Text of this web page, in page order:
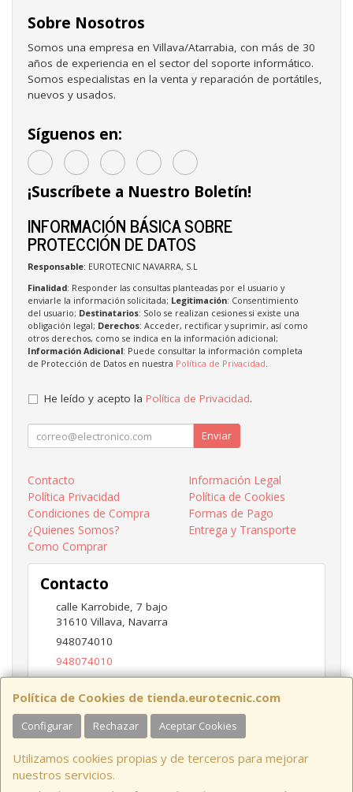
Política de Cookies de tienda.eurotecnic.com
Configurar Rechazar Aceptar Cookies
Utilizamos cookies propias y de terceros para mejorar
nuestros servicios.
Sobre Nosotros
Somos una empresa en Villava/Atarrabia, con más de 30
años de experiencia en el sector del soporte informático.
Somos especialistas en la venta y reparación de portátiles,
nuevos y usados.
Síguenos en:
¡Suscríbete a Nuestro Boletín!
INFORMACIÓN BÁSICA SOBRE
PROTECCIÓN DE DATOS
Responsable: EUROTECNIC NAVARRA, S.L
Finalidad: Responder las consultas planteadas por el usuario y
enviarle la información solicitada; Legitimación: Consentimiento
del usuario; Destinatarios: Solo se realizan cesiones si existe una
obligación legal; Derechos: Acceder, rectificar y suprimir, así como
otros derechos, como se indica en la información adicional;
Información Adicional: Puede consultar la información completa
de Protección de Datos en nuestra Política de Privacidad
He leído y acepto la Política de Privacidad.
Enviar
Contacto
Información Legal
Política Privacidad
Política de Cookies
Condiciones de Compra
Formas de Pago
¿Quienes Somos?
Entrega y Transporte
Como Comprar
Contacto
calle Karrobide, 7 bajo
31610 Villava, Navarra
948074010
948074010
ventas@eurotecnic.com
Horario
9 a 13:30Hs y 16:30 a 19Hs